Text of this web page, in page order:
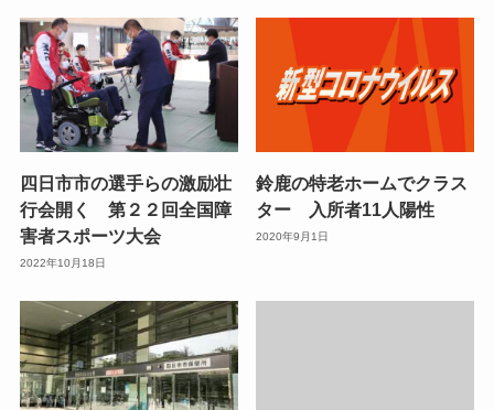
四日市市の選手らの激励壮
行会開く 第２２回全国障
害者スポーツ大会
2022年10月18日
鈴鹿の特老ホームでクラス
ター 入所者11人陽性
2020年9月1日